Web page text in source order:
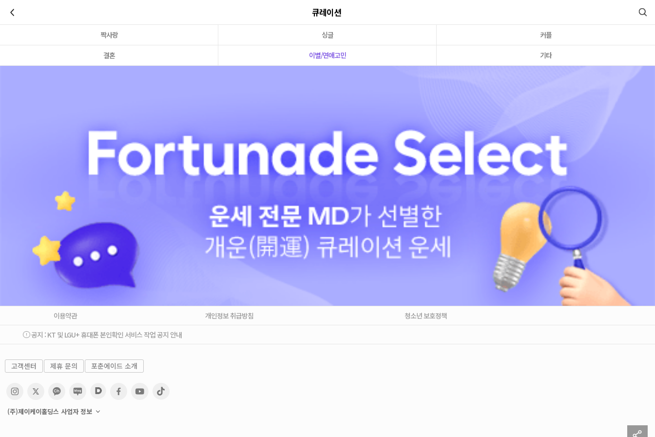
큐레이션
짝사랑 싱글 커플
결혼 이별/연애고민 기타
이용약관 개인정보 취급방침
청소년 보호정책
공지 : KT 및 LGU+ 휴대폰 본인확인 서비스 작업 공지 안내
고객센터 제휴 문의 포춘에이드 소개
(주)제이케이홀딩스 사업자 정보